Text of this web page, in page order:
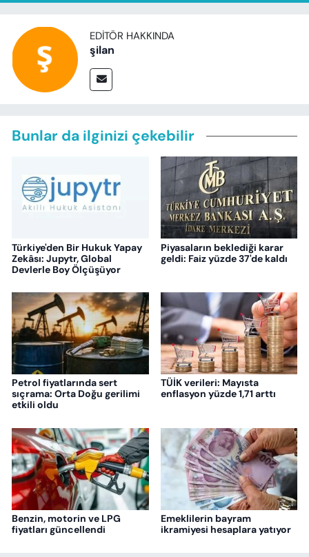
EDITÖR HAKKINDA
şilan
Bunlar da ilginizi çekebilir
Türkiye'den Bir Hukuk Yapay
Zekâsı: Jupytr, Global
Devlerle Boy Ölçüşüyor
Piyasaların beklediği karar
geldi: Faiz yüzde 37'de kaldı
Petrol fiyatlarında sert
sıçrama: Orta Doğu gerilimi
etkili oldu
TÜİK verileri: Mayısta
enflasyon yüzde 1,71 arttı
Benzin, motorin ve LPG
fiyatları güncellendi
Emeklilerin bayram
ikramiyesi hesaplara yatıyor